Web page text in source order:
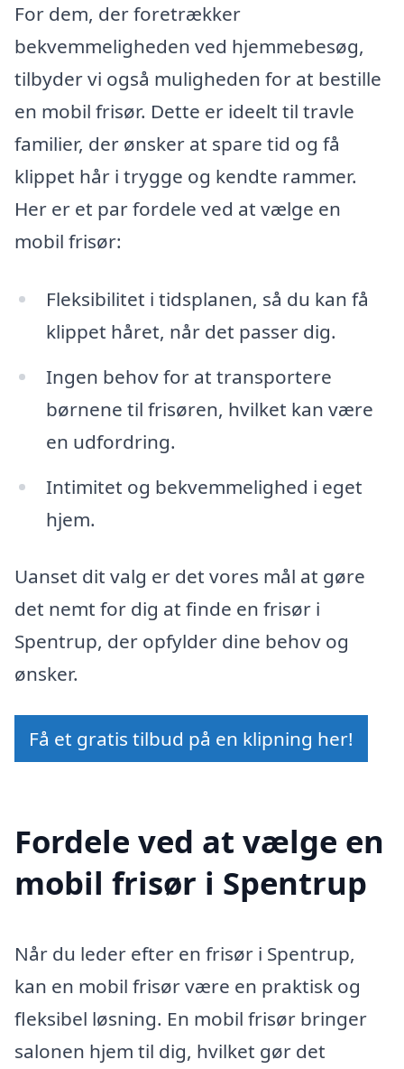
For dem, der foretrækker
bekvemmeligheden ved hjemmebesøg,
tilbyder vi også muligheden for at bestille
en mobil frisør. Dette er ideelt til travle
familier, der ønsker at spare tid og få
klippet hår i trygge og kendte rammer.
Her er et par fordele ved at vælge en
mobil frisør:
Fleksibilitet i tidsplanen, så du kan få
klippet håret, når det passer dig.
Ingen behov for at transportere
børnene til frisøren, hvilket kan være
en udfordring.
Intimitet og bekvemmelighed i eget
hjem.
Uanset dit valg er det vores mål at gøre
det nemt for dig at finde en frisør i
Spentrup, der opfylder dine behov og
ønsker.
Få et gratis tilbud på en klipning her!
Fordele ved at vælge en
mobil frisør i Spentrup
Når du leder efter en frisør i Spentrup,
kan en mobil frisør være en praktisk og
fleksibel løsning. En mobil frisør bringer
salonen hjem til dig, hvilket gør det